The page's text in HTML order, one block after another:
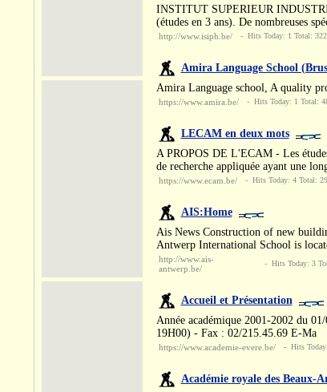
INSTITUT SUPERIEUR
(études en 3 ans). De nombreuses
http://www.isiph.be/ - Hits Today: 1 Total:
Amira Language School
Amira Language school, A quality
https://www.amira.be/ - Hits Today: 1 Total:
LECAM en deux mots
A PROPOS DE L'ECAM - Les
de recherche appliquée ayant une
https://www.ecam.be/ - Hits Today: 4 Total:
AIS:Home
Ais News Construction of new
Antwerp International School is
http://www.ais-
antwerp.be/
- Hits Today: 3
Accueil et Présentation
Année académique 2001-2002 du
19H00) - Fax : 02/215.45.69 E-Ma
https://www.academie-evere.be/ - Hits
Académie royale des Beaux-